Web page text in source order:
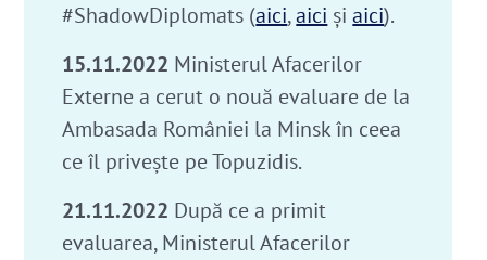
#ShadowDiplomats (aici,aici șiaici).
15.11.2022 Ministerul Afacerilor
Externe a cerut o nouă evaluare de la
Ambasada României la Minsk în ceea
ce îl privește pe Topuzidis.
21.11.2022 După ce a primit
evaluarea, Ministerul Afacerilor